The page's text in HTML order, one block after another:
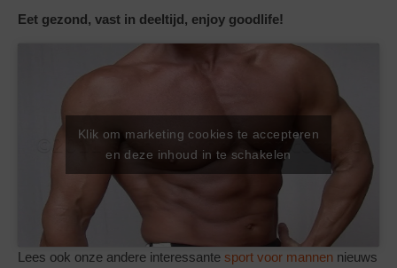
Eet gezond, vast in deeltijd, enjoy goodlife!
Klik om marketing cookies te accepteren
en deze inhoud in te schakelen
Lees ook onze andere interessante sport voor mannen nieuws